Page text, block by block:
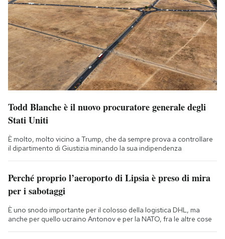
Todd Blanche è il nuovo procuratore generale degli
Stati Uniti
È molto, molto vicino a Trump, che da sempre prova a controllare
il dipartimento di Giustizia minando la sua indipendenza
Perché proprio l’aeroporto di Lipsia è preso di mira
per i sabotaggi
È uno snodo importante per il colosso della logistica DHL, ma
anche per quello ucraino Antonov e per la NATO, fra le altre cose